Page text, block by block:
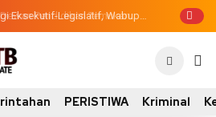
Dewan Pendidikan Temukan
Siswa SDN Kanar Belajar di
Eksekutif-Legislatif, Wabup
Tujuh Kontainer
PERISTIWA Kriminal